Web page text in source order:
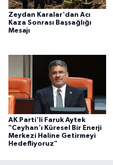
Zeydan Karalar'dan Acı
Kaza Sonrası Başsağlığı
Mesajı
AK Parti'li Faruk Aytek
"Ceyhan'ı Küresel Bir Enerji
Merkezi Haline Getirmeyi
Hedefliyoruz"